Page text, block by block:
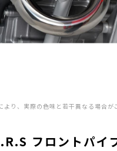
り、実際の色味と若干異なる場合が
フロントパイ